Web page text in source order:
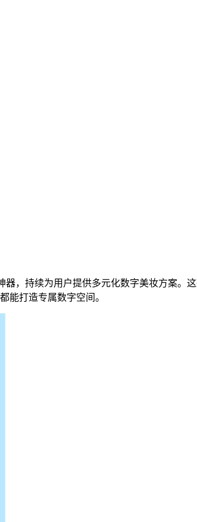
器，持续为用户提供多元化数字美妆方案。
能打造专属数字空间。